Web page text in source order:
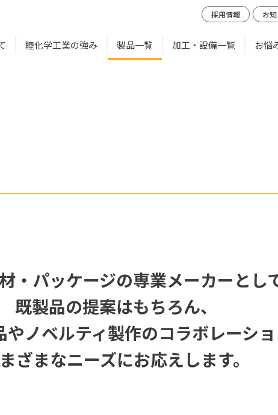
睦化学工業の強み 製品一覧 加工・設備一覧 お悩
採用情報 お
・パッケージの専業メーカーとし
既製品の提案はもちろん、
ノベルティ製作のコラボレーショ
ざまなニーズにお応えします。